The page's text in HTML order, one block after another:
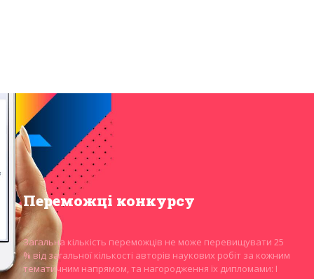
Переможці конкурсу
Загальна кількість переможців не може перевищувати 25
% від загальної кількості авторів наукових робіт за кожним
тематичним напрямом, та нагородження їх дипломами: І